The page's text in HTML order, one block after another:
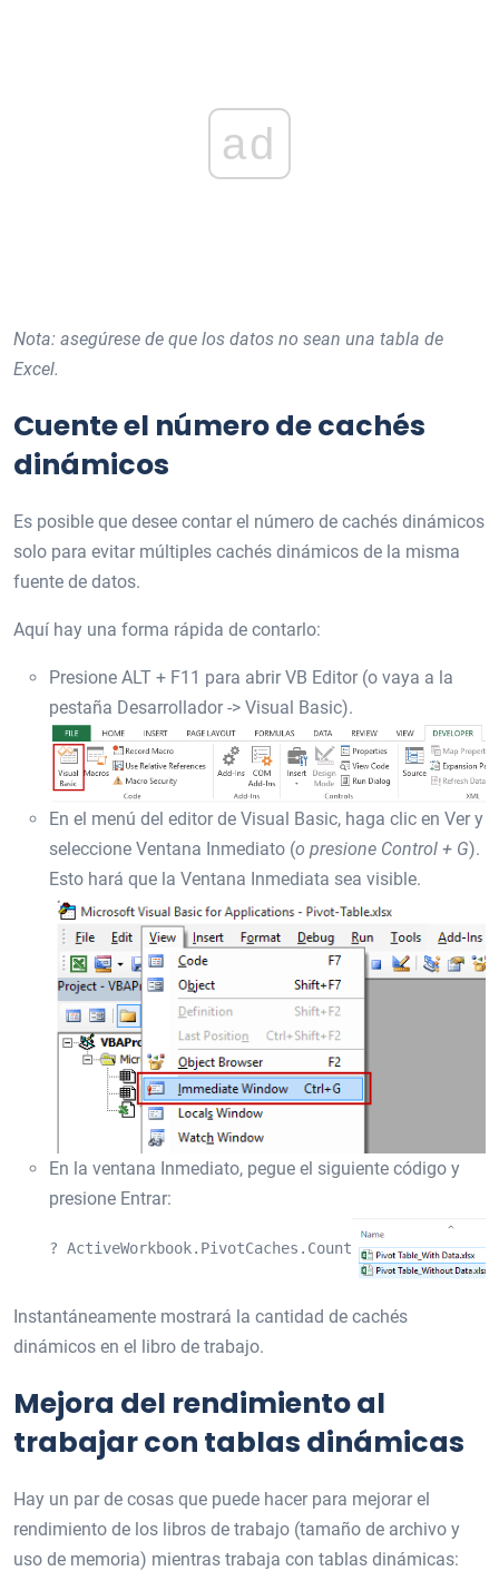
ad
Nota: asegúrese de que los datos no sean una tabla de
Excel.
Cuente el número de cachés
dinámicos
Es posible que desee contar el número de cachés dinámicos
solo para evitar múltiples cachés dinámicos de la misma
fuente de datos.
Aquí hay una forma rápida de contarlo:
Presione ALT + F11 para abrir VB Editor (o vaya a la
pestaña Desarrollador -> Visual Basic).
En el menú del editor de Visual Basic, haga clic en Ver y
seleccione Ventana Inmediato (o presione Control + G).
Esto hará que la Ventana Inmediata sea visible.
En la ventana Inmediato, pegue el siguiente código y
presione Entrar:
? ActiveWorkbook.PivotCaches.Count
Instantáneamente mostrará la cantidad de cachés
dinámicos en el libro de trabajo.
Mejora del rendimiento al
trabajar con tablas dinámicas
Hay un par de cosas que puede hacer para mejorar el
rendimiento de los libros de trabajo (tamaño de archivo y
uso de memoria) mientras trabaja con tablas dinámicas: